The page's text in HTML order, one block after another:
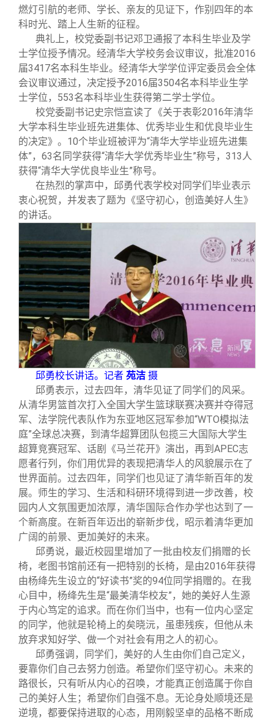
燃灯引航的老师、学长、亲友的见证下，作别四年的本
科时光、踏上人生新的征程。
典礼上，校党委副书记邓卫通报了本科生毕业及学
士学位授予情况。经清华大学校务会议审议，批准2016
届3417名本科生毕业。经清华大学学位评定委员会全体
会议审议通过，决定授予2016届3504名本科毕业生学
士学位，553名本科毕业生获得第二学士学位。
校党委副书记史宗恺宣读了《关于表彰2016年清华
大学本科生毕业班先进集体、优秀毕业生和优良毕业生
的决定》。10个毕业班被评为“清华大学毕业班先进集
体”，63名同学获得“清华大学优秀毕业生”称号，313人
获得“清华大学优良毕业生”称号。
在热烈的掌声中，邱勇代表学校对同学们毕业表示
衷心祝贺，并发表了题为《坚守初心，创造美好人生》
的讲话。
邱勇校长讲话。记者 苑洁 摄
邱勇表示，过去四年，清华见证了同学们的风采。
从清华男篮首次打入全国大学生篮球联赛决赛并夺得冠
军、法学院代表队作为东亚地区冠军参加“WTO模拟法
庭”全球总决赛，到清华超算团队包揽三大国际大学生
超算竞赛冠军、话剧《马兰花开》演出，再到APEC志
愿者行列，你们用优异的表现把清华人的风貌展示在了
世界面前。过去四年，同学们也见证了清华新百年的发
展。师生的学习、生活和科研环境得到进一步改善，校
园内人文氛围更加浓厚，清华国际合作办学也达到了一
个新高度。在新百年迈出的崭新步伐，昭示着清华更加
广阔的前景、更加美好的未来。
邱勇说，最近校园里增加了一批由校友们捐赠的长
椅，老图书馆前还有一把特别的长椅，是由2016年获得
由杨绛先生设立的“好读书”奖的94位同学捐赠的。在我
心目中，杨绛先生是“最美清华校友”，她的美好人生源
于内心笃定的追求。而在你们当中，也有一位内心坚定
的同学，他就是轮椅上的矣晓沅，虽患残疾，但他从未
放弃求知好学、做一个对社会有用之人的初心。
邱勇强调，同学们，美好的人生由你们自己定义，
要靠你们自己去努力创造。希望你们坚守初心。未来的
路很长，只有听从内心的召唤，才能真正创造属于你自
己的美好人生；希望你们自强不息。无论身处顺境还是
逆境，都要保持进取的心态，用刚毅坚卓的品格不断成